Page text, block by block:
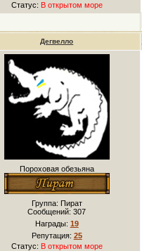
Статус: В открытом море
Дегвелло
Пороховая обезьяна
Группа: Пират
Сообщений:307
Награды: 19
Репутация: 25
Статус: В открытом море